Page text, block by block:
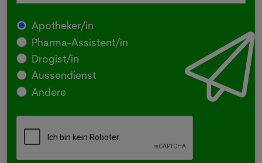
Apotheker/in
Pharma-Assistent/in
Drogist/in
Aussendienst
Andere